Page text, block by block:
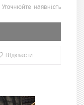
Уточнюйте наявність
Відкласти